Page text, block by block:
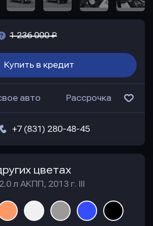
1 236 000 ₽
Купить в кредит
авто Рассрочка
+7 (831) 280-48-45
цветах
л АКПП, 2013 г. III